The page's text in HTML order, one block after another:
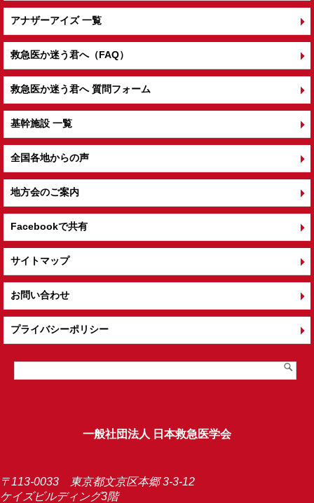
アナザーアイズ 一覧
救急医か迷う君へ（FAQ）
救急医か迷う君へ 質問フォーム
基幹施設 一覧
全国各地からの声
地方会のご案内
Facebookで共有
サイトマップ
お問い合わせ
プライバシーポリシー
一般社団法人 日本救急医学会
〒113-0033 東京都文京区本郷 3-3-12
ケイズビルディング3階